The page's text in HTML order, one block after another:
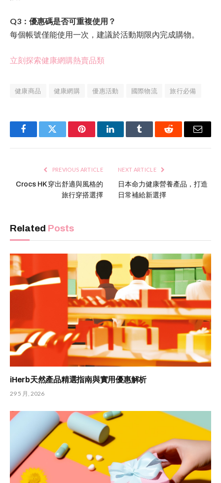
Q3：優惠碼是否可重複使用？
每個帳號僅能使用一次，建議於活動期限內完成購物。
立刻探索健康網購熱賣品類
健康商品 健康網購 優惠活動 國際物流 旅行必備
FacebookTwitter PinterestLinkedInTumblr Reddit Email
PREVIOUS ARTICLE
Crocs HK 穿出舒適與風格的
旅行穿搭選擇
NEXT ARTICLE
日本命力健康營養產品，打造
日常補給新選擇
Related Posts
iHerb天然產品精選指南與實用優惠解析
29 5 月, 2026